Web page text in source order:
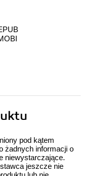
pod kątem
żadnych informacji o
niewystarczające.
jeszcze nie